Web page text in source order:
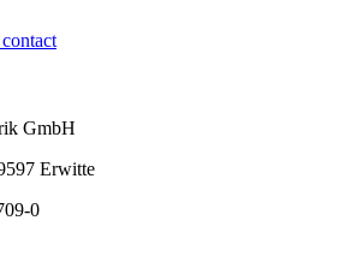
GmbH
Erwitte
0